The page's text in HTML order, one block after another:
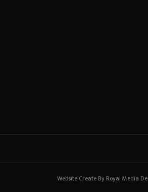
Website Create By Royal Media